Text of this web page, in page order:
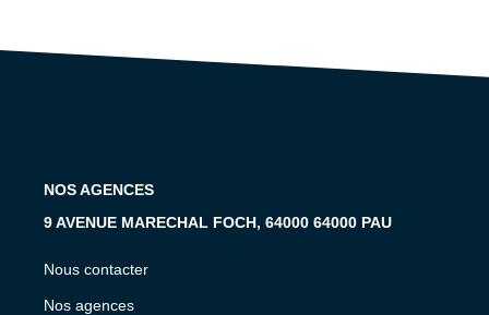
NOS AGENCES
9 AVENUE MARECHAL FOCH, 64000 64000 PAU
Nous contacter
Nos agences